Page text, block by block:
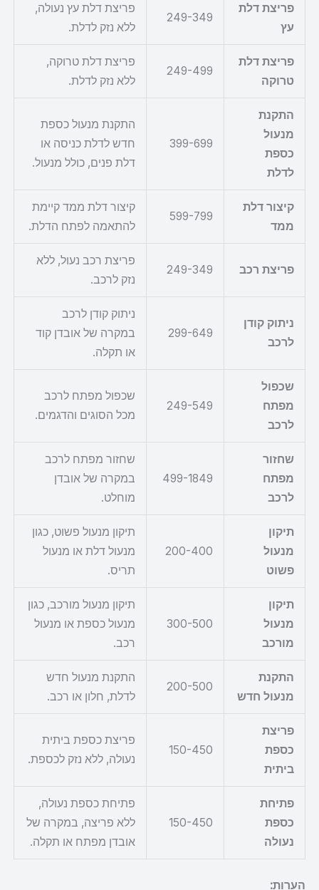
פריצת דלת
עץ
249-349
פריצת דלת עץ נעולה,
ללא נזק לדלת.
פריצת דלת
טרוקה
249-499
פריצת דלת טרוקה,
ללא נזק לדלת.
התקנת
מנעול
כספת
לדלת
399-699
התקנת מנעול כספת
חדש לדלת כניסה או
דלת פנים, כולל מנעול.
קיצור דלת
ממד
599-799
קיצור דלת ממד קיימת
להתאמה לפתח הדלת.
פריצת רכב 249-349
פריצת רכב נעול, ללא
נזק לרכב.
ניתוק קודן
לרכב
299-649
ניתוק קודן לרכב
במקרה של אובדן קוד
או תקלה.
שכפול
מפתח
לרכב
249-549
שכפול מפתח לרכב
מכל הסוגים והדגמים.
שחזור
מפתח
לרכב
499-1849
שחזור מפתח לרכב
במקרה של אובדן
מוחלט.
תיקון
מנעול
פשוט
200-400
תיקון מנעול פשוט, כגון
מנעול דלת או מנעול
תריס.
תיקון
מנעול
מורכב
300-500
תיקון מנעול מורכב, כגון
מנעול כספת או מנעול
רכב.
התקנת
מנעול חדש
200-500
התקנת מנעול חדש
לדלת, חלון או רכב.
פריצת
כספת
ביתית
150-450
פריצת כספת ביתית
נעולה, ללא נזק לכספת.
פתיחת
כספת
נעולה
150-450
פתיחת כספת נעולה,
ללא פריצה, במקרה של
אובדן מפתח או תקלה.
הערות: